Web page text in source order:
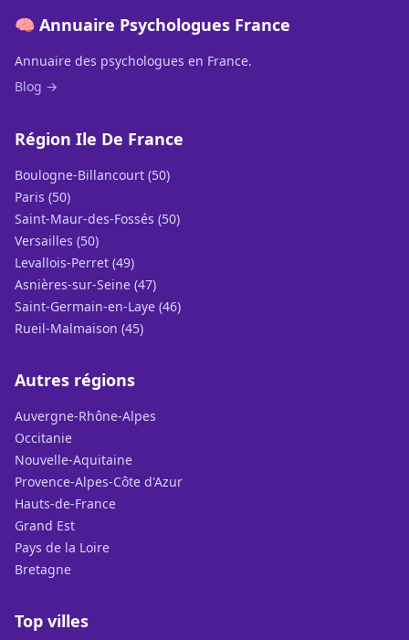
🧠 Annuaire Psychologues France
Annuaire des psychologues en France.
Blog →
Région Ile De France
Boulogne-Billancourt (50)
Paris (50)
Saint-Maur-des-Fossés (50)
Versailles (50)
Levallois-Perret (49)
Asnières-sur-Seine (47)
Saint-Germain-en-Laye (46)
Rueil-Malmaison (45)
Autres régions
Auvergne-Rhône-Alpes
Occitanie
Nouvelle-Aquitaine
Provence-Alpes-Côte d'Azur
Hauts-de-France
Grand Est
Pays de la Loire
Bretagne
Top villes